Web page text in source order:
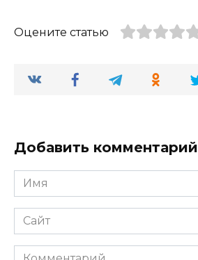
Оцените статью
Добавить комментарий
Имя
*
Сайт
Комментарий